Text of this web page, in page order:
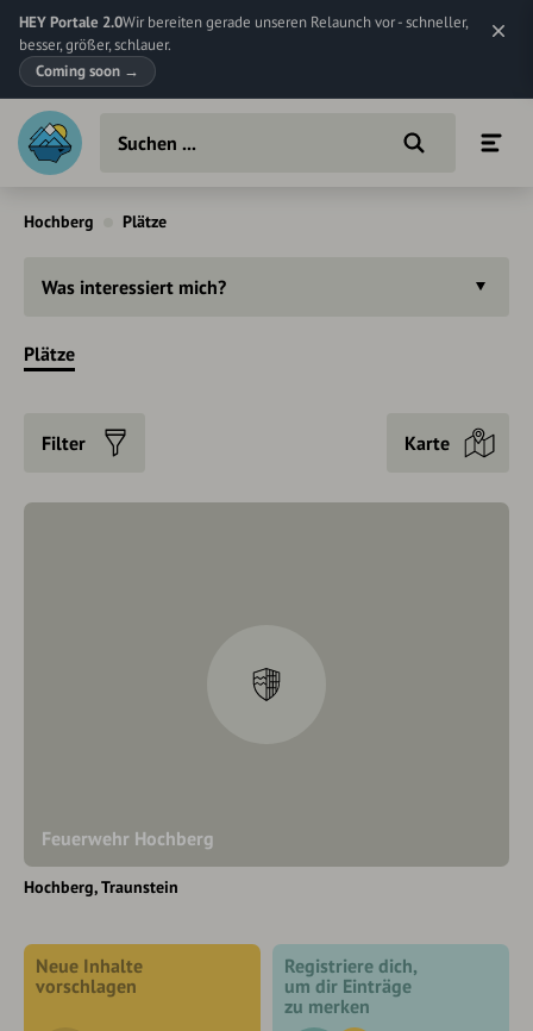
HEY Portale 2.0Wir bereiten gerade unseren Relaunch vor - schneller,
besser, größer, schlauer.
Coming soon →
Hochberg Plätze
Was interessiert mich?
Plätze
Filter Karte
Feuerwehr Hochberg
Hochberg Traunstein
Neue Inhalte
vorschlagen
Registriere dich,
um dir Einträge
zu merken